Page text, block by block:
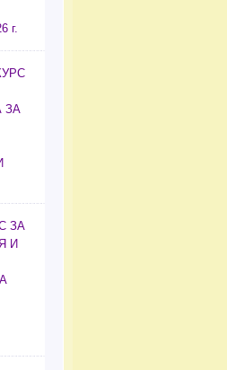
г.
ЗА
ЗА
И